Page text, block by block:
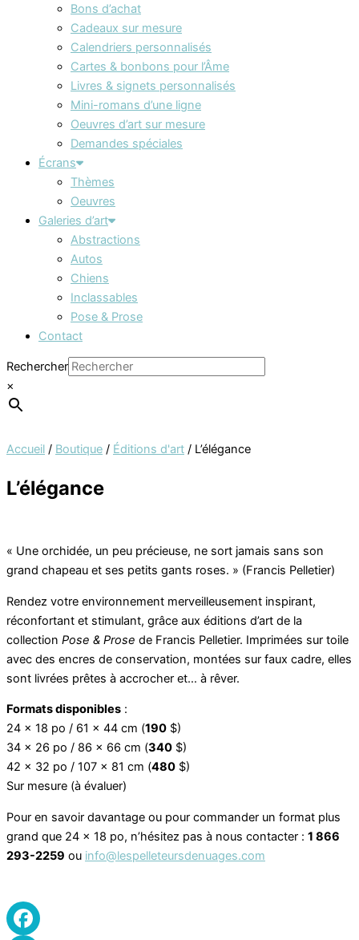
Bons d’achat
Cadeaux sur mesure
Calendriers personnalisés
Cartes & bonbons pour l’Âme
Livres & signets personnalisés
Mini-romans d’une ligne
Oeuvres d’art sur mesure
Demandes spéciales
Écrans
Thèmes
Oeuvres
Galeries d’art
Abstractions
Autos
Chiens
Inclassables
Pose & Prose
Contact
Rechercher
×
Accueil / Boutique / Éditions d'art / L’élégance
L’élégance
« Une orchidée, un peu précieuse, ne sort jamais sans son
grand chapeau et ses petits gants roses. » (Francis Pelletier)
Rendez votre environnement merveilleusement inspirant,
réconfortant et stimulant, grâce aux éditions d’art de la
collection Pose & Prose de Francis Pelletier. Imprimées sur toile
avec des encres de conservation, montées sur faux cadre, elles
sont livrées prêtes à accrocher et… à rêver.
Formats disponibles :
24 x 18 po / 61 x 44 cm (190 $)
34 x 26 po / 86 x 66 cm (340 $)
42 x 32 po / 107 x 81 cm (480 $)
Sur mesure (à évaluer)
Pour en savoir davantage ou pour commander un format plus
grand que 24 x 18 po, n’hésitez pas à nous contacter : 1 866
293-2259 ou info@lespelleteursdenuages.com